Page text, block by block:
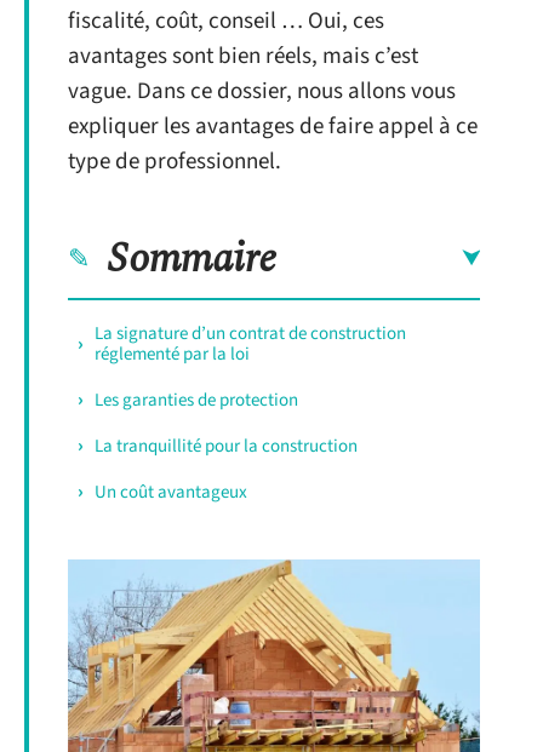
fiscalité, coût, conseil … Oui, ces
avantages sont bien réels, mais c’est
vague. Dans ce dossier, nous allons vous
expliquer les avantages de faire appel à ce
type de professionnel.
Sommaire
La signature d’un contrat de construction
réglementé par la loi
Les garanties de protection
La tranquillité pour la construction
Un coût avantageux